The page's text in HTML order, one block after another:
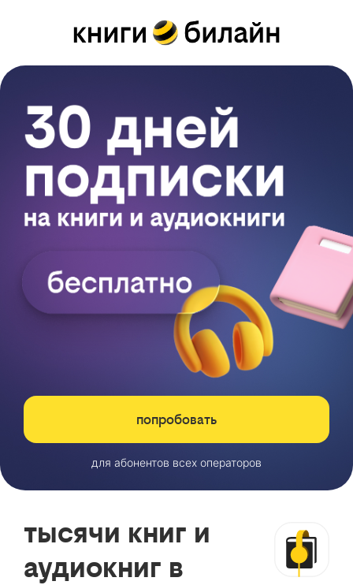
попробовать
для абонентов всех операторов
тысячи книг и
аудиокниг в